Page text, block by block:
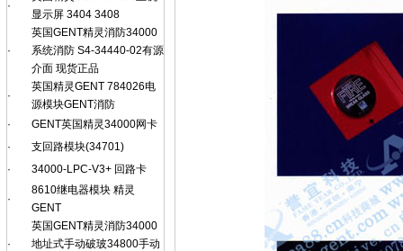
·
显示屏 3404 3408
·
英国GENT精灵消防34000
系统消防 S4-34440-02有源
介面 现货正品
·
英国精灵GENT 784026电
源模块GENT消防
·
GENT英国精灵34000网卡
·
支回路模块(34701)
·
34000-LPC-V3+ 回路卡
·
8610继电器模块 精灵
GENT
·
英国GENT精灵消防34000
地址式手动破玻34800手动